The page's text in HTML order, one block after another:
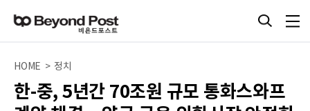
HOME > 정치
한-중, 5년간 70조원 규모 통화스와프